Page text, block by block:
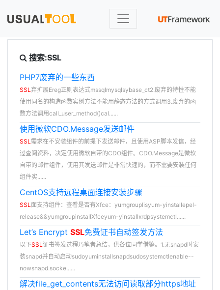
搜索:SSL
PHP7废弃的一些东西
SSL弃扩展Ereg正则表达式mssqlmysqlsybase_ct2.废弃的特性不能
使用同名的构造函数实例方法不能用静态方法的方式调用3.废弃的函
数方法调用call_user_method()cal......
使用微软CDO.Message发送邮件
SSL需求在不安装组件的前提下发送邮件，且使用ASP脚本发信，经
过查阅资料，决定使用微软自带的CDO组件。CDO.Message是微软
自带的邮件组件，使用其发送邮件是非常快速的，而不需要安装任何
组件实......
CentOS支持远程桌面连接安装步骤
SSL面支持组件：查看是否有Xfce：yumgrouplisyum-yinstallepel-
release&&yumgroupinstallXfceyum-yinstallxrdpsystemctl......
Let’s Encrypt SSL免费证书自动签发方法
以下SSL证书签发过程乃笔者总结，供各位同学借鉴。1.无snapd时安
装snapd并自动启动sudoyuminstallsnapdsudosystemctlenable--
nowsnapd.socke......
解决file_get_contents无法访问读取部分https地址